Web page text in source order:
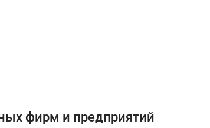
фирм и предприятий